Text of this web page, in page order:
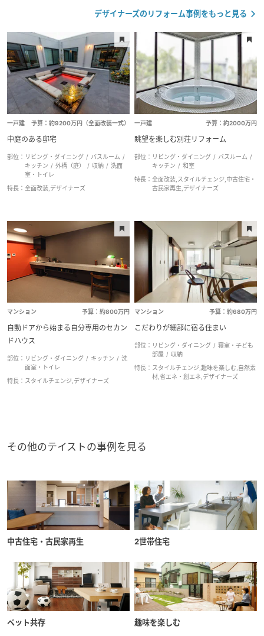
デザイナーズのリフォーム事例をもっと見る
一戸建 予算：約9200万円（全面改装一式）
中庭のある邸宅
部位： リビング・ダイニング
バスルーム
キッチン
外構（庭） 収納
洗面
室・トイレ
特長： 全面改装,デザイナーズ
一戸建 予算：約2000万円
眺望を楽しむ別荘リフォーム
部位： リビング・ダイニング
バスルーム
キッチン
和室
特長： 全面改装,スタイルチェンジ,中古住宅・
古民家再生,デザイナーズ
マンション 予算：約800万円
自動ドアから始まる自分専用のセカン
ドハウス
部位： リビング・ダイニング キッチン
洗
面室・トイレ
特長： スタイルチェンジ,デザイナーズ
マンション 予算：約680万円
こだわりが細部に宿る住まい
部位： リビング・ダイニング
寝室・子ども
部屋
収納
特長： スタイルチェンジ,趣味を楽しむ,自然素
材,省エネ・創エネ,デザイナーズ
その他のテイストの事例を見る
中古住宅・古民家再生 2世帯住宅
ペット共存 趣味を楽しむ